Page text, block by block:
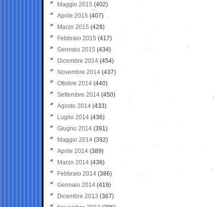
Maggio 2015 (402)
Aprile 2015 (407)
Marzo 2015 (428)
Febbraio 2015 (417)
Gennaio 2015 (434)
Dicembre 2014 (454)
Novembre 2014 (437)
Ottobre 2014 (440)
Settembre 2014 (450)
Agosto 2014 (433)
Luglio 2014 (436)
Giugno 2014 (391)
Maggio 2014 (392)
Aprile 2014 (389)
Marzo 2014 (436)
Febbraio 2014 (386)
Gennaio 2014 (419)
Dicembre 2013 (367)